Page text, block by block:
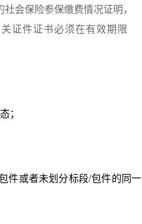
会保险参保缴费情况证明，
证件证书必须在有效期限
；
件或者未划分标段/包件的同一